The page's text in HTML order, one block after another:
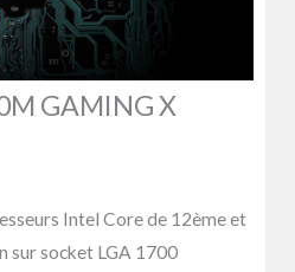
GAMING X
Intel Core de 12ème et
sur socket LGA 1700